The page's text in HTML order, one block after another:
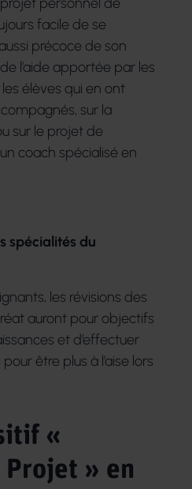
facile de se
précoce de son
l’aide apportée par les
élèves qui en ont
sur la
sur le projet de
coach spécialisé en
spécialités du
les révisions des
auront pour objectifs
et d’effectuer
être plus à l’aise lors
«
Projet » en